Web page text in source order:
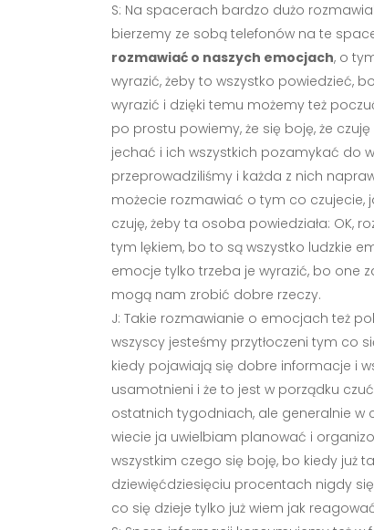
S: Na spacerach bardzo dużo
bierzemy ze sobą telefonów na te
rozmawiać o naszych emocjach, o
wyrazić, żeby to wszystko powiedzieć,
wyrazić i dzięki temu możemy też
po prostu powiemy, że się boję, że
jechać i ich wszystkich pozamykać do
przeprowadziliśmy i każda z nich
możecie rozmawiać o tym co czujecie,
czuję, żeby ta osoba powiedziała: OK,
tym lękiem, bo to są wszystko ludzkie
emocje tylko trzeba je wyrazić, bo one
mogą nam zrobić dobre rzeczy.
J: Takie rozmawianie o emocjach też
wszyscy jesteśmy przytłoczeni tym co
kiedy pojawiają się dobre informacje i
usamotnieni i że to jest w porządku
ostatnich tygodniach, ale generalnie w
wiecie ja uwielbiam planować i
wszystkim czego się boję, bo kiedy już
dziewięćdziesięciu procentach nigdy
co się dzieje tylko już wiem jak